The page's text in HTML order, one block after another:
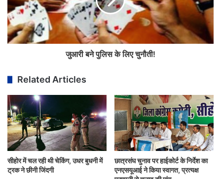
जुआरी बने पुलिस के लिए चुनौती!
Related Articles
सीहोर में चल रही थी चेकिंग, उधर बुधनी में
ट्रक ने छीनी जिंदगी
छात्रसंघ चुनाव पर हाईकोर्ट के निर्देश का
एनएसयूआई ने किया स्वागत, प्रत्यक्ष